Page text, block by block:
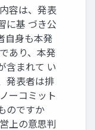
容は、発表
に基 づき公
自身も本発
あり、本発
含まれて い
発表者は排
ーコミット
のですか
上の意思判